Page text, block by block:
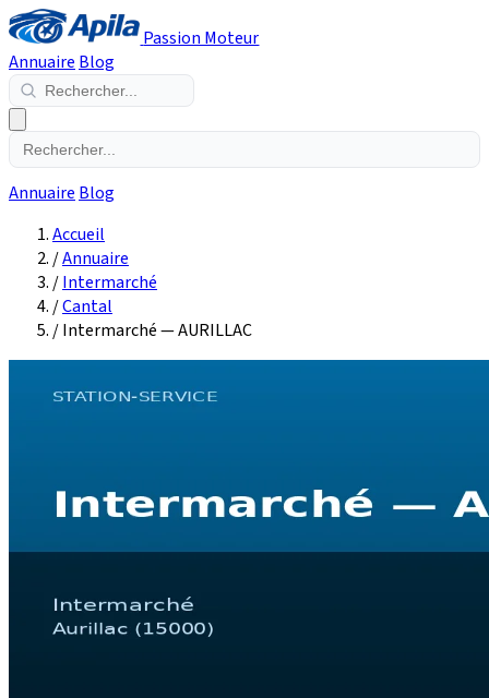
Passion Moteur
Annuaire Blog
Annuaire Blog
Accueil
/Annuaire
/Intermarché
/Cantal
/Intermarché — AURILLAC